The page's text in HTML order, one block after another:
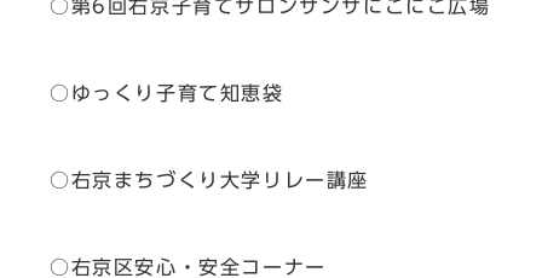
○第6回右京子育てサロンサンサにこにこ広場
○ゆっくり子育て知恵袋
○右京まちづくり大学リレー講座
○右京区安心・安全コーナー